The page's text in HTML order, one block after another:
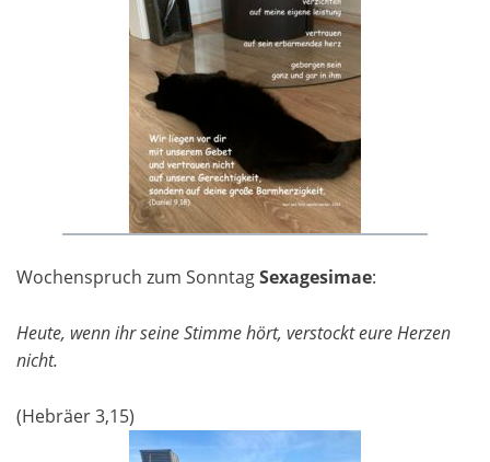
Wochenspruch zum SonntagSexagesimae:
Heute, wenn ihr seine Stimme hört, verstockt eure Herzen
nicht.
(Hebräer 3,15)